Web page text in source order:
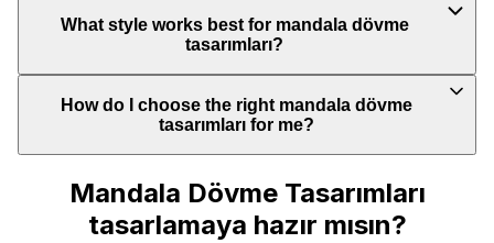
What style works best for mandala dövme
tasarımları?
How do I choose the right mandala dövme
tasarımları for me?
Mandala Dövme Tasarımları
tasarlamaya hazır mısın?